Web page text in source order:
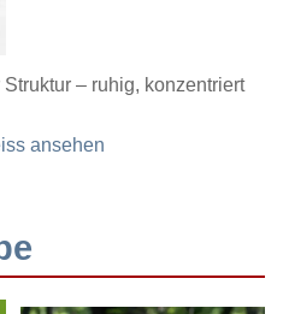
– ruhig, konzentriert
ansehen